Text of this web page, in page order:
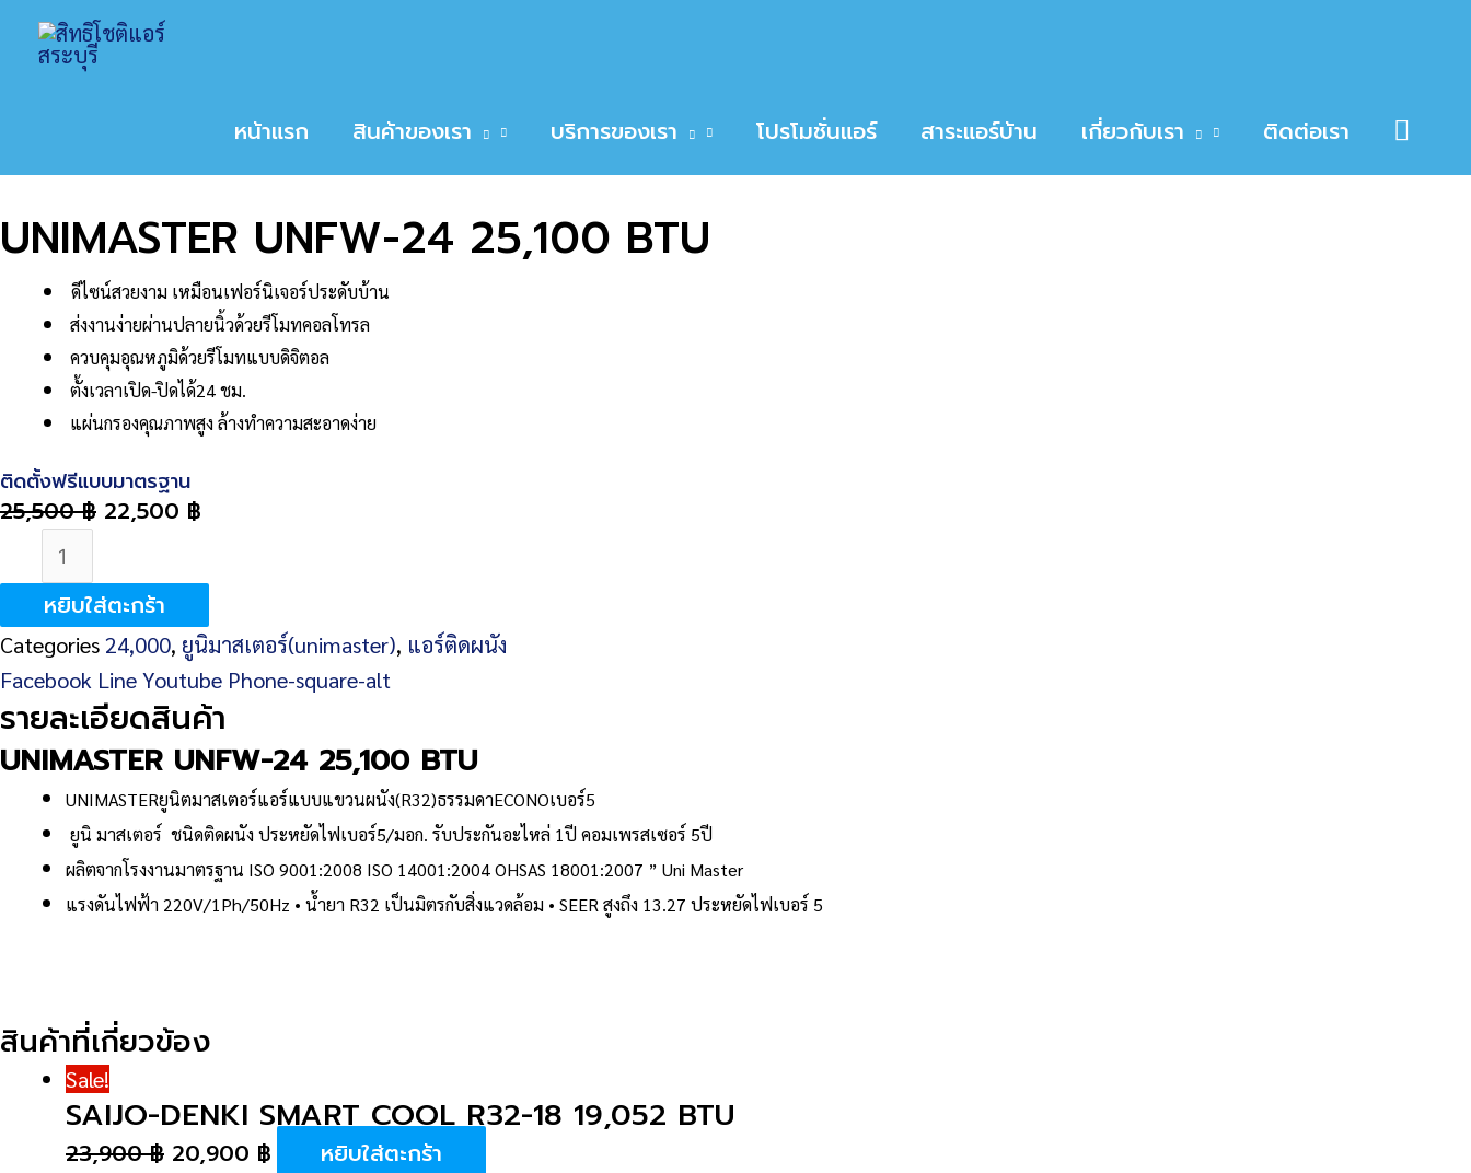
หน้าแรก สินค้าของเรา บริการของเรา โปรโมชั่นแอร์ สาระแอร์บ้าน เกี่ยวกับเรา ติดต่อเรา
Home สินค้า
หน้าหลัก/
UNIMASTER UNFW-24 25,100 BTU
ดีไซน์สวยงาม เหมือนเฟอร์นิเจอร์ประดับบ้าน
ส่งงานง่ายผ่านปลายนิ้วด้วยรีโมทคอลโทรล
ควบคุมอุณหภูมิด้วยรีโมทแบบดิจิตอล
ตั้งเวลาเปิด-ปิดได้24 ชม.
แผ่นกรองคุณภาพสูง ล้างทําความสะอาดง่าย
ติดตั้งฟรีแบบมาตรฐาน
25,500฿ 22,500 ฿
จำนวน
UNIMASTER
UNFW-
24
25,100
BTU
ชิ้น
หยิบใส่ตะกร้า
Categories 24,000, ยูนิมาสเตอร์(unimaster), แอร์ติดผนัง
Facebook LineYoutube Phone-square-alt
รายละเอียดสินค้า
UNIMASTER UNFW-24 25,100 BTU
UNIMASTERยูนิตมาสเตอร์แอร์แบบแขวนผนัง(R32)ธรรมดาECONOเบอร์5
ยูนิ มาสเตอร์ ชนิดติดผนัง ประหยัดไฟเบอร์5/มอก. รับประกันอะไหล่ 1ปี คอมเพรสเซอร์ 5ปี
ผลิตจากโรงงานมาตรฐาน ISO 9001:2008 ISO 14001:2004 OHSAS 18001:2007 ” Uni Master
แรงดันไฟฟ้า 220V/1Ph/50Hz • น้ำยา R32 เป็นมิตรกับสิ่งแวดล้อม • SEER สูงถึง 13.27 ประหยัดไฟเบอร์ 5
สินค้าที่เกี่ยวข้อง
Sale!
SAIJO-DENKI SMART COOL R32-18 19,052 BTU
23,900฿ 20,900 ฿ หยิบใส่ตะกร้า